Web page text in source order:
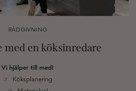
RÅDGIVNING
med en köksinredare
Vi hjälper till med!
☞ Köksplanering